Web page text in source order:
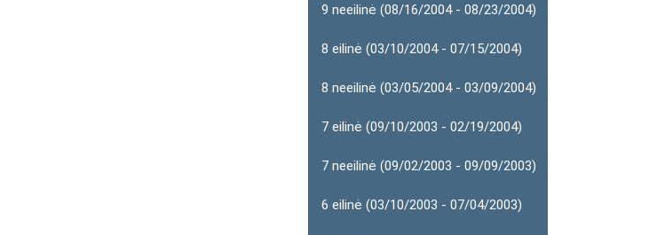
9 neeilinė (08/16/2004 - 08/23/2004)
8 eilinė (03/10/2004 - 07/15/2004)
8 neeilinė (03/05/2004 - 03/09/2004)
7 eilinė (09/10/2003 - 02/19/2004)
7 neeilinė (09/02/2003 - 09/09/2003)
6 eilinė (03/10/2003 - 07/04/2003)